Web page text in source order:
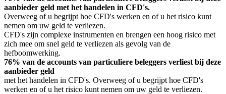
aanbieder geld met het handelen in CFD's.
Overweeg of u begrijpt hoe CFD's werken en of u het risico kunt
nemen om uw geld te verliezen.
CFD's zijn complexe instrumenten en brengen een hoog risico met
zich mee om snel geld te verliezen als gevolg van de
hefboomwerking.
76% van de accounts van particuliere beleggers verliest bij deze
aanbieder geld
met het handelen in CFD's. Overweeg of u begrijpt hoe CFD's
werken en of u het risico kunt nemen om uw geld te verliezen.